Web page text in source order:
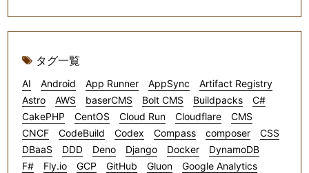
タグ一覧
AI Android App Runner AppSync
Artifact Registry
Astro
AWS baserCMS Bolt CMS Buildpacks
C#
CakePHP
CentOS Cloud Run Cloudflare
CMS
CNCF
CodeBuild Codex Compass composer
CSS
DBaaS
DDD Deno Django Docker
DynamoDB
F#
Fly.io GCP GitHub Gluon
Google Analytics